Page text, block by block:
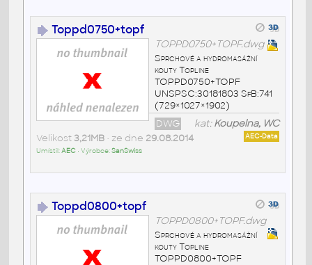
Toppd0750+topf
TOPPD0750+TOPF.dwg
Sprchové a hydromasážní
kouty Topline
TOPPD0750+TOPF
UNSPSC:30181803 SfB:741
(729×1027×1902)
kat:Koupelna, WC
DWG
AEC-Data
Velikost3,21MB• ze dne 29.08.2014
Umístil:AEC• Výrobce:SanSwiss
Toppd0800+topf
TOPPD0800+TOPF.dwg
Sprchové a hydromasážní
kouty Topline
TOPPD0800+TOPF